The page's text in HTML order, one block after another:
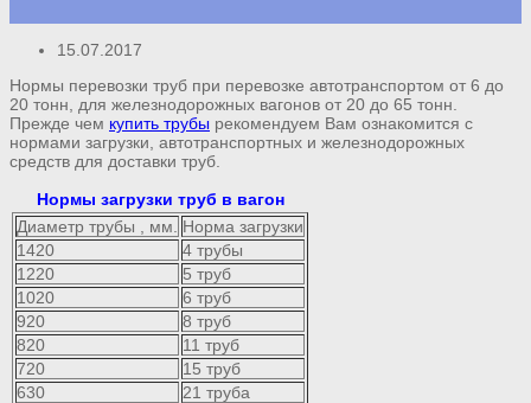
15.07.2017
Нормы перевозки труб при перевозке автотранспортом от 6 до
20 тонн, для железнодорожных вагонов от 20 до 65 тонн.
Прежде чем купить трубы рекомендуем Вам ознакомится с
нормами загрузки, автотранспортных и железнодорожных
средств для доставки труб.
Нормы загрузки труб в вагон
Диаметр трубы , мм.
Норма загрузки
1420
4 трубы
1220
5 труб
1020
6 труб
920
8 труб
820
11 труб
720
15 труб
630
21 труба